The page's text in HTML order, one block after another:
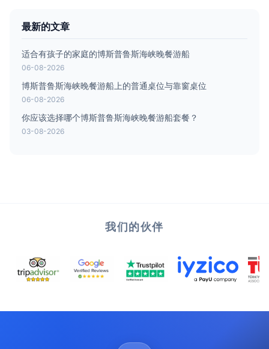
最新的文章
适合有孩子的家庭的博斯普鲁斯海峡晚餐游船
06-08-2026
博斯普鲁斯海峡晚餐游船上的普通桌位与靠窗桌位
06-08-2026
你应该选择哪个博斯普鲁斯海峡晚餐游船套餐？
03-08-2026
我们的伙伴